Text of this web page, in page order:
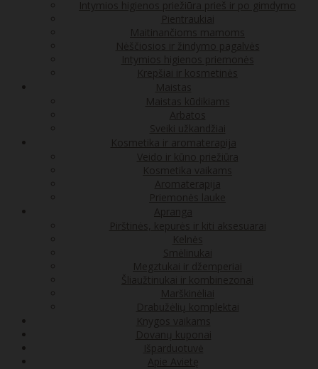
Intymios higienos priežiūra prieš ir po gimdymo
Pientraukiai
Maitinančioms mamoms
Nėščiosios ir žindymo pagalvės
Intymios higienos priemonės
Krepšiai ir kosmetinės
Maistas
Maistas kūdikiams
Arbatos
Sveiki užkandžiai
Kosmetika ir aromaterapija
Veido ir kūno priežiūra
Kosmetika vaikams
Aromaterapija
Priemonės lauke
Apranga
Pirštinės, kepurės ir kiti aksesuarai
Kelnės
Smėlinukai
Megztukai ir džemperiai
Šliaužtinukai ir kombinezonai
Marškinėliai
Drabužėlių komplektai
Knygos vaikams
Dovanų kuponai
Išparduotuvė
Apie Avietę